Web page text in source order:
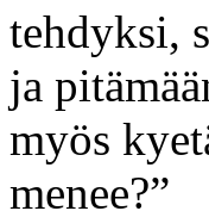
tehdyksi,
ja
myös
menee?”